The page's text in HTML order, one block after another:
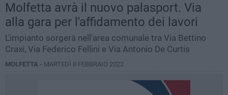
Molfetta avrà il nuovo palasport. Via
alla gara per l'affidamento dei lavori
L'impianto sorgerà nell'area comunale tra Via Bettino
Craxi, Via Federico Fellini e Via Antonio De Curtis
MOLFETTA - MARTEDÌ 8 FEBBRAIO 2022